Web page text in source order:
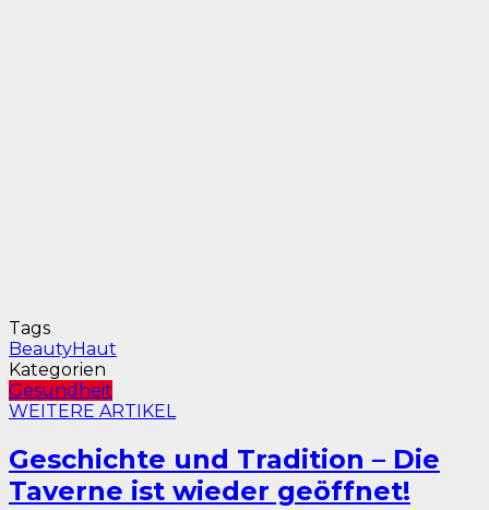
Tags
BeautyHaut
Kategorien
Gesundheit
WEITERE ARTIKEL
Geschichte und Tradition – Die
Taverne ist wieder geöffnet!